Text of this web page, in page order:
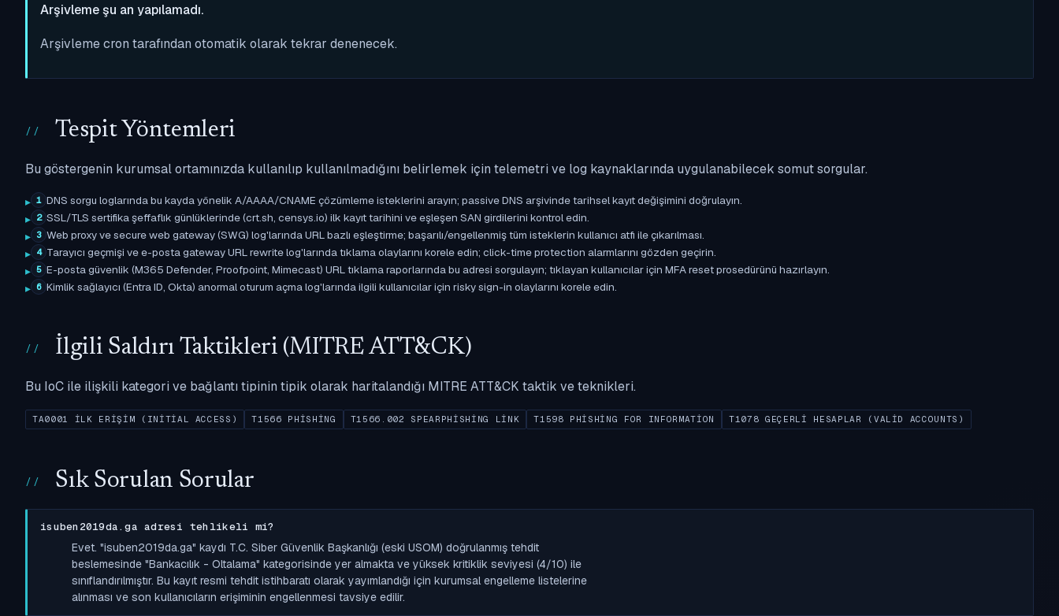
Arşivleme şu an yapılamadı.
Arşivleme cron tarafından otomatik olarak tekrar denenecek.
Tespit Yöntemleri
Bu göstergenin kurumsal ortamınızda kullanılıp kullanılmadığını belirlemek için telemetri ve log kaynaklarında uygulanabilecek somut sorgular.
1 DNS sorgu loglarında bu kayda yönelik A/AAAA/CNAME çözümleme isteklerini arayın; passive DNS arşivinde tarihsel kayıt değişimini doğrulayın.
2 SSL/TLS sertifika şeffaflık günlüklerinde (crt.sh, censys.io) ilk kayıt tarihini ve eşleşen SAN girdilerini kontrol edin.
3 Web proxy ve secure web gateway (SWG) log'larında URL bazlı eşleştirme; başarılı/engellenmiş tüm isteklerin kullanıcı atfı ile çıkarılması.
4 Tarayıcı geçmişi ve e-posta gateway URL rewrite log'larında tıklama olaylarını korele edin; click-time protection alarmlarını gözden geçirin.
5 E-posta güvenlik (M365 Defender, Proofpoint, Mimecast) URL tıklama raporlarında bu adresi sorgulayın; tıklayan kullanıcılar için MFA reset prosedürünü hazırlayın.
6 Kimlik sağlayıcı (Entra ID, Okta) anormal oturum açma log'larında ilgili kullanıcılar için risky sign-in olaylarını korele edin.
İlgili Saldırı Taktikleri (MITRE ATT&CK)
Bu IoC ile ilişkili kategori ve bağlantı tipinin tipik olarak haritalandığı MITRE ATT&CK taktik ve teknikleri.
TA0001 İLK ERIŞIM (INITIAL ACCESS) T1566 PHISHING T1566.002 SPEARPHISHING LINK T1598 PHISHING FOR INFORMATION T1078 GEÇERLI HESAPLAR (VALID ACCOUNTS)
Sık Sorulan Sorular
isuben2019da.ga adresi tehlikeli mi?
Evet. "isuben2019da.ga" kaydı T.C. Siber Güvenlik Başkanlığı (eski USOM) doğrulanmış tehdit
beslemesinde "Bankacılık - Oltalama" kategorisinde yer almakta ve yüksek kritiklik seviyesi (4/10) ile
sınıflandırılmıştır. Bu kayıt resmi tehdit istihbaratı olarak yayımlandığı için kurumsal engelleme listelerine
alınması ve son kullanıcıların erişiminin engellenmesi tavsiye edilir.